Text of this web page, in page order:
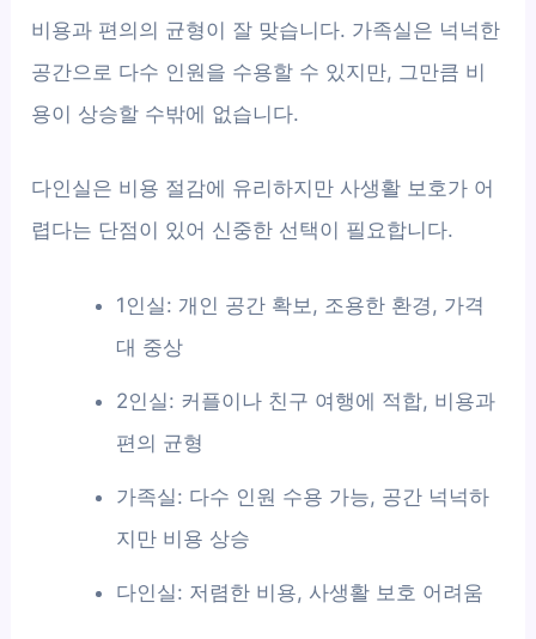
비용과 편의의 균형이 잘 맞습니다. 가족실은 넉넉한
공간으로 다수 인원을 수용할 수 있지만, 그만큼 비
용이 상승할 수밖에 없습니다.
다인실은 비용 절감에 유리하지만 사생활 보호가 어
렵다는 단점이 있어 신중한 선택이 필요합니다.
1인실: 개인 공간 확보, 조용한 환경, 가격
대 중상
2인실: 커플이나 친구 여행에 적합, 비용과
편의 균형
가족실: 다수 인원 수용 가능, 공간 넉넉하
지만 비용 상승
다인실: 저렴한 비용, 사생활 보호 어려움